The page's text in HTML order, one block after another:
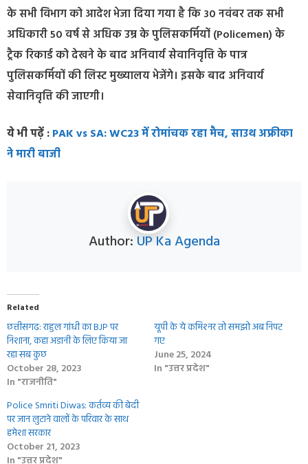
के सभी विभाग को आदेश भेजा दिया गया है कि 30 नवंबर तक सभी
अधिकारी 50 वर्ष से अधिक उम्र के पुलिसकर्मियों (Policemen) के
ट्रैक रिकार्ड को देखने के बाद अनिवार्य सेवानिवृत्ति के पात्र
पुलिसकर्मियों की लिस्ट मुख्यालय भेजेंगे। इसके बाद अनिवार्य
सेवानिवृत्तिकी जाएगी।
ये भी पढ़ें :PAK vs SA: WC23 में रोमांचक रहा मैच, साउथ अफ्रीका
ने मारी बाजी
Author: UP Ka Agenda
Related
छत्तीसगढ़: राहुल गांधी का BJP पर
निशाना, कहा अडानी के लिए किया जा
रहा सब कुछ
October 28, 2023
In "राजनीति"
यूपी के ये कमिश्‍नर तो समझो अब निपट
गए
June 25, 2024
In "उत्तर प्रदेश"
Police Smriti Diwas: कर्तव्य की बेदी
पर जान लुटाने वालों के परिवार के साथ
हमेशा सरकार
October 21, 2023
In "उत्तर प्रदेश"